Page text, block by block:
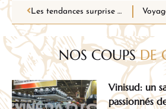
Les tendances surprise du monde viticole : ce que vous ne saviez pas encore
NOS COUPSDE
Vinisud: un
passionnés